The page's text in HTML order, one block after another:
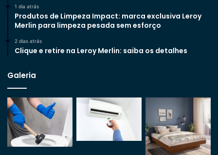
1 dia atrás
Produtos de Limpeza Impact: marca exclusiva Leroy
Merlin para limpeza pesada sem esforço
2 dias atrás
Clique e retire na Leroy Merlin: saiba os detalhes
Galeria